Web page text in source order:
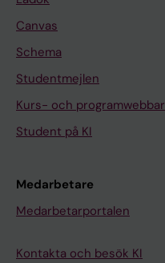
Canvas
Schema
Studentmejlen
Kurs- och programwebbar
Student på KI
Medarbetare
Medarbetarportalen
Kontakta och besök KI